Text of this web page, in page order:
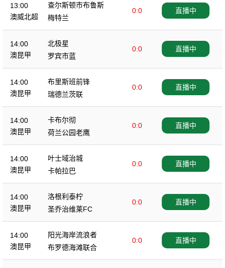
13:00
澳威北超
查尔斯顿市布鲁斯
0:0
梅特兰
直播中
14:00
澳昆甲
北极星
0:0
罗宾市蓝
直播中
14:00
澳昆甲
布里斯班前锋
0:0
瑞德兰茨联
直播中
14:00
澳昆甲
卡布尔彻
0:0
荷兰公园老鹰
直播中
14:00
澳昆甲
叶士域治城
0:0
卡帕拉巴
直播中
14:00
澳昆甲
洛根利泰柠
0:0
圣乔治维莱FC
直播中
14:00
澳昆甲
阳光海岸流浪者
0:0
布罗德海滩联合
直播中